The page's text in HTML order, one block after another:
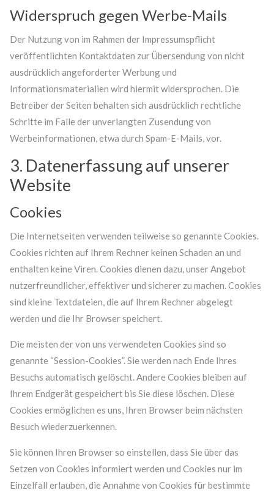
Widerspruch gegen Werbe-Mails
Der Nutzung von im Rahmen der Impressumspflicht
veröffentlichten Kontaktdaten zur Übersendung von nicht
ausdrücklich angeforderter Werbung und
Informationsmaterialien wird hiermit widersprochen. Die
Betreiber der Seiten behalten sich ausdrücklich rechtliche
Schritte im Falle der unverlangten Zusendung von
Werbeinformationen, etwa durch Spam-E-Mails, vor.
3. Datenerfassung auf unserer
Website
Cookies
Die Internetseiten verwenden teilweise so genannte Cookies.
Cookies richten auf Ihrem Rechner keinen Schaden an und
enthalten keine Viren. Cookies dienen dazu, unser Angebot
nutzerfreundlicher, effektiver und sicherer zu machen. Cookies
sind kleine Textdateien, die auf Ihrem Rechner abgelegt
werden und die Ihr Browser speichert.
Die meisten der von uns verwendeten Cookies sind so
genannte “Session-Cookies”. Sie werden nach Ende Ihres
Besuchs automatisch gelöscht. Andere Cookies bleiben auf
Ihrem Endgerät gespeichert bis Sie diese löschen. Diese
Cookies ermöglichen es uns, Ihren Browser beim nächsten
Besuch wiederzuerkennen.
Sie können Ihren Browser so einstellen, dass Sie über das
Setzen von Cookies informiert werden und Cookies nur im
Einzelfall erlauben, die Annahme von Cookies für bestimmte